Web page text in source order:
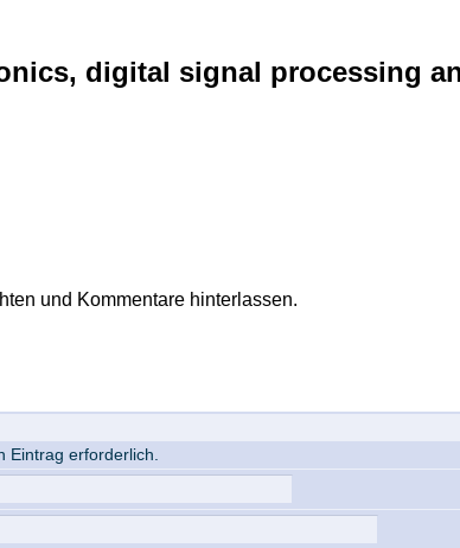
digital signal processing
und Kommentare hinterlassen.
Eintrag erforderlich.